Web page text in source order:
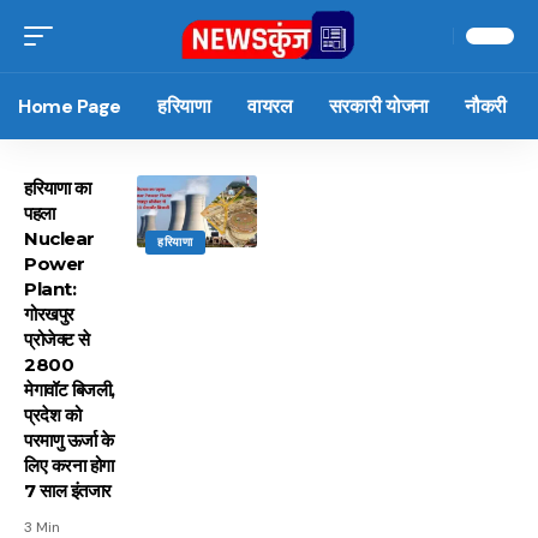
Home Page हरियाणा वायरल सरकारी योजना नौकरी
हरियाणा
हरियाणा का
पहला
Nuclear
Power
Plant:
गोरखपुर
प्रोजेक्ट से
2800
मेगावॉट बिजली,
प्रदेश को
परमाणु ऊर्जा के
लिए करना होगा
7 साल इंतजार
3 Min